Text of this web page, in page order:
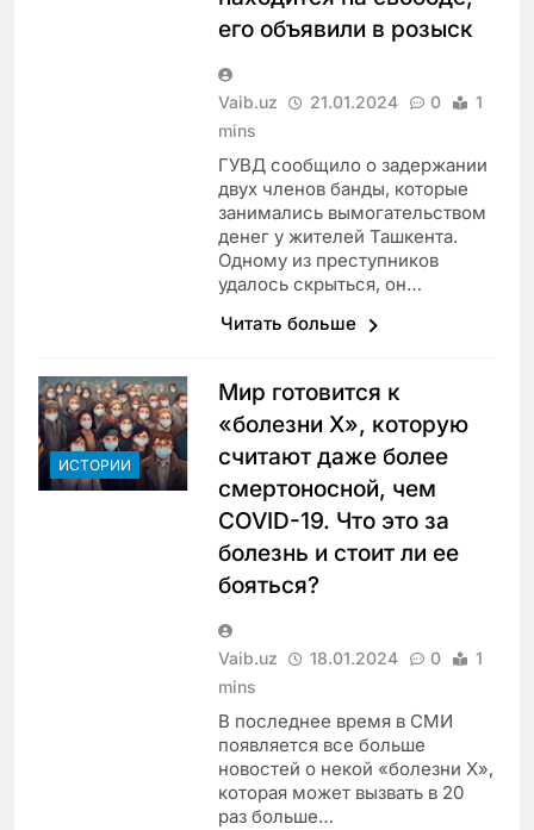
его объявили в розыск
Vaib.uz 21.01.2024 0
1
mins
ГУВД сообщило о задержании
двух членов банды, которые
занимались вымогательством
денег у жителей Ташкента.
Одному из преступников
удалось скрыться, он…
Читать больше
ИСТОРИИ
Мир готовится к
«болезни Х», которую
считают даже более
смертоносной, чем
COVID-19. Что это за
болезнь и стоит ли ее
бояться?
Vaib.uz 18.01.2024 0
1
mins
В последнее время в СМИ
появляется все больше
новостей о некой «болезни Х»,
которая может вызвать в 20
раз больше…